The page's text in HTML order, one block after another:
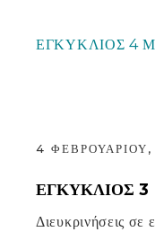
ΕΓΚΥΚΛΙΟΣ 4
4 ΦΕΒΡΟΥΑΡΊΟΥ,
ΕΓΚΎΚΛΙΟΣ 3
Διευκρινήσεις